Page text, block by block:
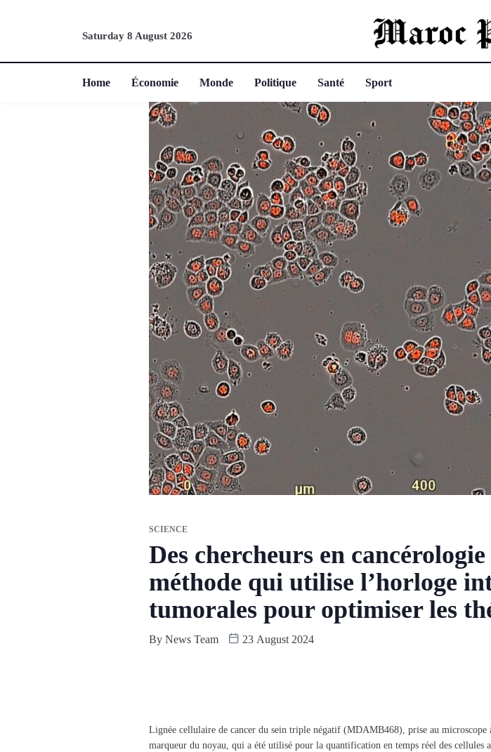
Saturday 8 August 2026
Home Économie Monde Politique Santé Sport
SCIENCE
Des chercheurs en
méthode qui utilise l’horloge
tumorales pour optimiser les
By News Team 23 August 2024
Lignée cellulaire de cancer du sein triple négatif (MDAMB468), prise au
marqueur du noyau, qui a été utilisé pour la quantification en temps réel des